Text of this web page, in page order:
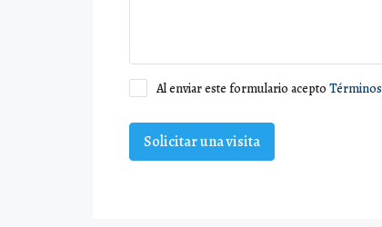
Al enviar este formulario acepto
Solicitar una visita